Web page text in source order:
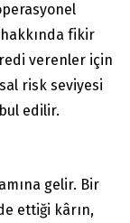
fikir
verenler için
risk seviyesi
edilir.
gelir. Bir
ettiği kârın,